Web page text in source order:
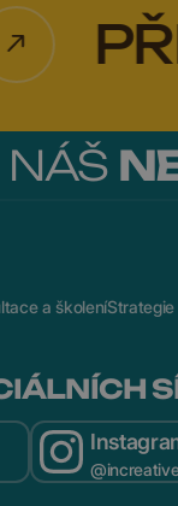
NÁŠ
a školení